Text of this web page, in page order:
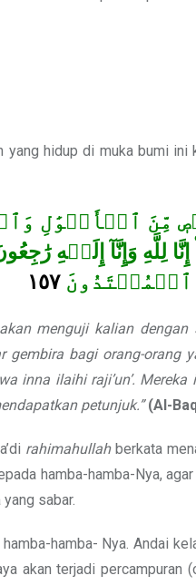
yang hidup di muka bumi ini
مِّنَ ٱلۡأَمۡوَٰلِ
لِلَّهِ وَإِنَّآ إِلَيۡهِ
ٱلۡمُهۡتَدُونَ ١٥٧
menguji kalian
gembira bagi orang-orang
inna ilaihi raji’un’.
petunjuk.”(Al-
rahimahullahberkata
hamba-hamba-Nya,
sabar.
hamba-hamba- Nya. Andai
akan terjadi percampuran